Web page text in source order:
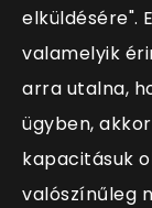
elküldésére".
valamelyik
arra utalna,
ügyben,
kapacitásuk
valószínűleg